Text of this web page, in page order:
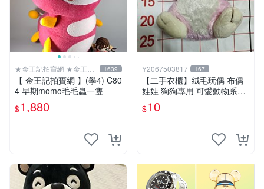
★金王記拍寶網 ★金王記
拍寶趣
1639
【 金王記拍寶網 】(學4) C80
4 早期momo毛毛蟲一隻
$1,880
Y2067503817 167
【二手衣櫃】絨毛玩偶 布偶
娃娃 狗狗專用 可愛動物系列
耐咬耐磨玩具 玩偶 粉紅熊寵
物玩具 1120929
$10